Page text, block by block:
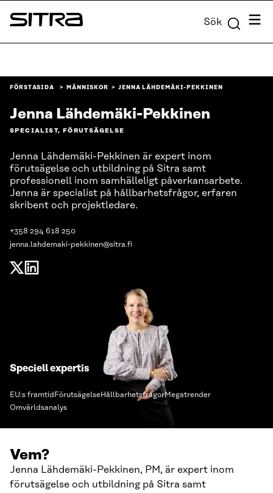
Skip to
content
Sitra Sök Meny
FÖRSTASIDA MÄNNISKOR JENNA LÄHDEMÄKI-PEKKINEN
Jenna Lähdemäki-Pekkinen
SPECIALIST, FÖRUTSÄGELSE
Jenna Lähdemäki-Pekkinen är expert inom
förutsägelse och utbildning på Sitra samt
professionell inom samhälleligt påverkansarbete.
Jenna är specialist på hållbarhetsfrågor, erfaren
skribent och projektledare.
+358 294 618 250
jenna.lahdemaki-pekkinen@sitra.fi
Speciell expertis
EU:s framtid FörutsägelseHållbarhetsfrågorMegatrender
Omvärldsanalys
Vem?
Jenna Lähdemäki-Pekkinen, PM, är expert inom
förutsägelse och utbildning på Sitra samt